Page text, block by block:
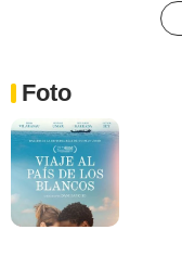
Foto